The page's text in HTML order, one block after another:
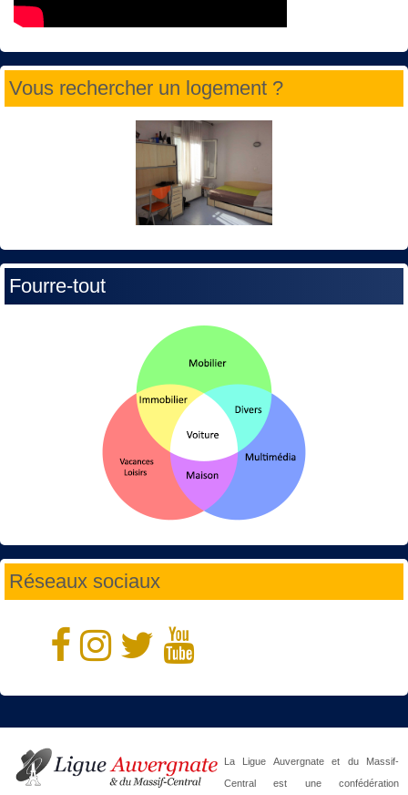
Vous rechercher un logement ?
Fourre-tout
Réseaux sociaux
La Ligue Auvergnate et du Massif-
Central est une confédération